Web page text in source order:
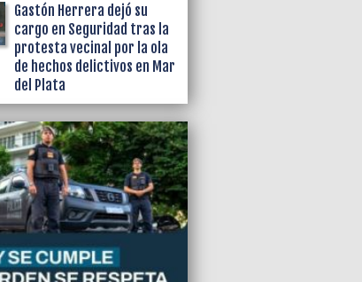
Gastón Herrera dejó su
cargo en Seguridad tras la
protesta vecinal por la ola
de hechos delictivos en Mar
del Plata